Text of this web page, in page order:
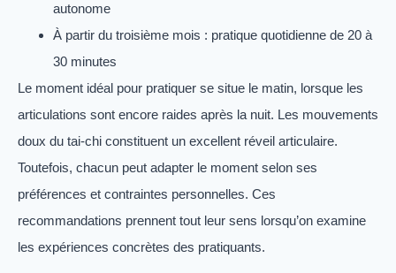
autonome
À partir du troisième mois : pratique quotidienne de 20 à
30 minutes
Le moment idéal pour pratiquer se situe le matin, lorsque les
articulations sont encore raides après la nuit. Les mouvements
doux du tai-chi constituent un excellent réveil articulaire.
Toutefois, chacun peut adapter le moment selon ses
préférences et contraintes personnelles. Ces
recommandations prennent tout leur sens lorsqu’on examine
les expériences concrètes des pratiquants.